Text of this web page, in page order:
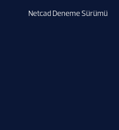
Netcad Deneme Sürümü